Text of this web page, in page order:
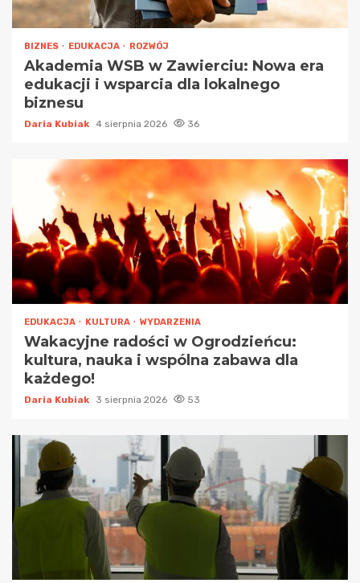
BIZNES EDUKACJA ROZWÓJ
Akademia WSB w Zawierciu: Nowa era
edukacji i wsparcia dla lokalnego
biznesu
Daria Kubiak 4 sierpnia 2026 36
EDUKACJA KULTURA WYDARZENIA
Wakacyjne radości w Ogrodzieńcu:
kultura, nauka i wspólna zabawa dla
każdego!
Daria Kubiak 3 sierpnia 2026 53